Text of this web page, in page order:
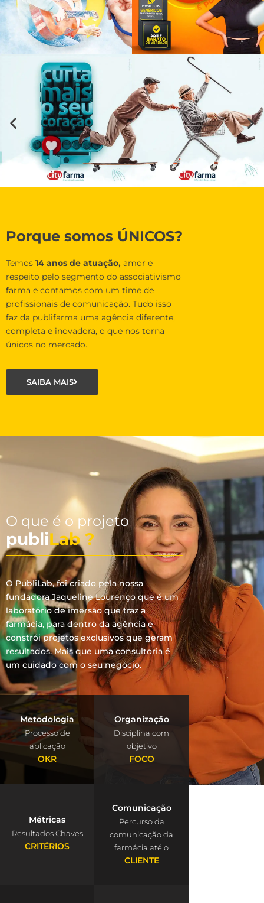
Porque somos ÚNICOS?
Temos 14 anos de atuação, amor e
respeito pelo segmento do associativismo
farma e contamos com um time de
profissionais de comunicação. Tudo isso
faz da publifarma uma agência diferente,
completa e inovadora, o que nos torna
únicos no mercado.
SAIBA MAIS
O que é o projeto
publiLab ?
O PubliLab, foi criado pela nossa
fundadora Jaqueline Lourenço que é um
laboratório de imersão que traz a
farmácia, para dentro da agência e
constrói projetos exclusivos que geram
resultados. Mais que uma consultoria é
um cuidado com o seu negócio.
Metodologia
Processo de
aplicação
OKR
Organização
Disciplina com
objetivo
FOCO
Métricas
Resultados Chaves
CRITÉRIOS
Comunicação
Percurso da
comunicação da
farmácia até o
CLIENTE